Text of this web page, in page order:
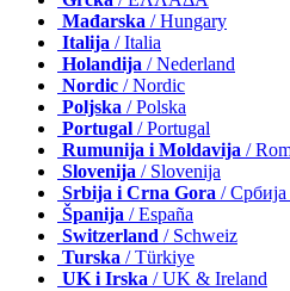
Mađarska / Hungary
Italija / Italia
Holandija / Nederland
Nordic / Nordic
Poljska / Polska
Portugal / Portugal
Rumunija i Moldavija /
Slovenija / Slovenija
Srbija i Crna Gora /
Španija / España
Switzerland / Schweiz
Turska / Türkiye
UK i Irska / UK & Ireland